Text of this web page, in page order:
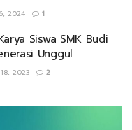
2024 1
Siswa SMK Budi
Unggul
18, 2023 2